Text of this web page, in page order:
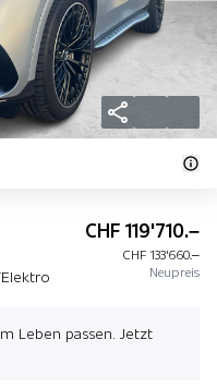
CHF 119'710.–
CHF 133'660.–
Neupreis
Leben passen. Jetzt